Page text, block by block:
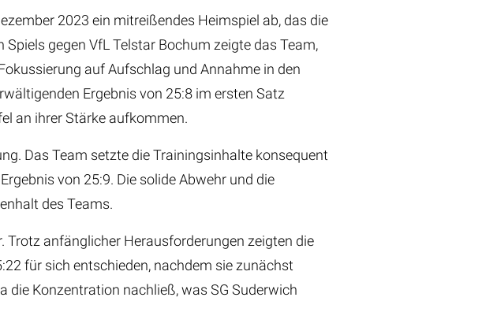
2023 ein mitreißendes Heimspiel ab, das die
gegen VfL Telstar Bochum zeigte das Team,
auf Aufschlag und Annahme in den
Ergebnis von 25:8 im ersten Satz
an ihrer Stärke aufkommen.
Das Team setzte die Trainingsinhalte konsequent
von 25:9. Die solide Abwehr und die
des Teams.
Trotz anfänglicher Herausforderungen zeigten die
für sich entschieden, nachdem sie zunächst
die Konzentration nachließ, was SG Suderwich